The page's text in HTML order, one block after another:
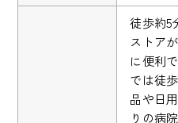
徒歩約5
ストア
に便利
では徒
品や日
りの病